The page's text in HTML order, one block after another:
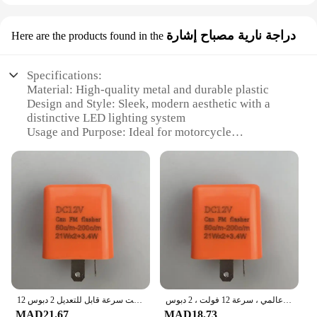
Here are the products found in the دراجة نارية مصباح إشارة
Specifications:
Material: High-quality metal and durable plastic
Design and Style: Sleek, modern aesthetic with a
distinctive LED lighting system
Usage and Purpose: Ideal for motorcycle
Performance and Property: Powerful LED signal
Parts and Accessories: Comes with all necessary
parts for easy installation
Applicable People: Suitable for motorcycle riders
looking to upgrade their vehicles
Features:
**Enhanced Visibility and Style**
The Estimated direct linking motorcycle LED signal
light set is not just a functional upgrade; it's a
MAD21.67 MAD18.73